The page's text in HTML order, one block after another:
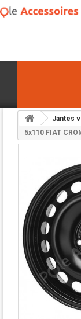
Jantes
5x110 FIAT